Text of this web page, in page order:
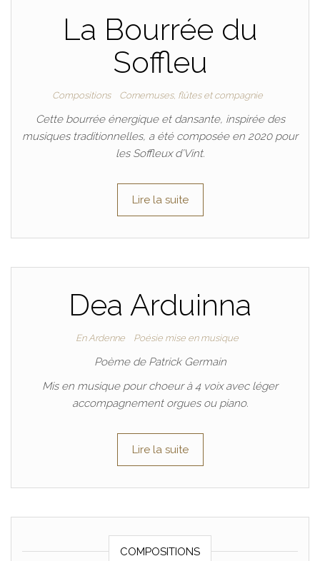
La Bourrée du
Soffleu
Compositions Cornemuses, flûtes et compagnie
Cette bourrée énergique et dansante, inspirée des
musiques traditionnelles, a été composée en 2020 pour
les Soffleux d’Vint.
Lire la suite
Dea Arduinna
En Ardenne Poésie mise en musique
Poème de Patrick Germain
Mis en musique pour choeur à 4 voix avec léger
accompagnement orgues ou piano.
Lire la suite
COMPOSITIONS